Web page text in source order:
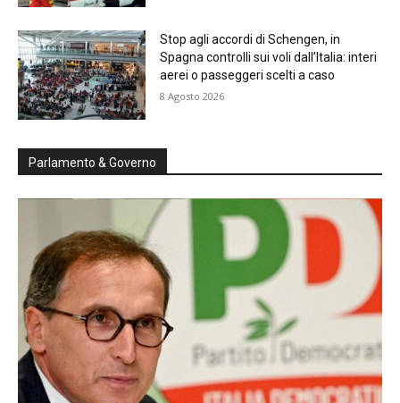
Stop agli accordi di Schengen, in
Spagna controlli sui voli dall’Italia: interi
aerei o passeggeri scelti a caso
8 Agosto 2026
Parlamento & Governo